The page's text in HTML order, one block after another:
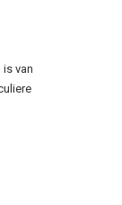
is van